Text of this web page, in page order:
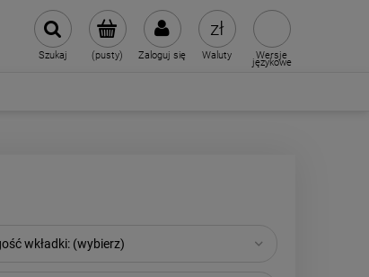
(pusty) Zaloguj się
Szukaj Waluty Wersje
językowe
wkładki: (wybierz)